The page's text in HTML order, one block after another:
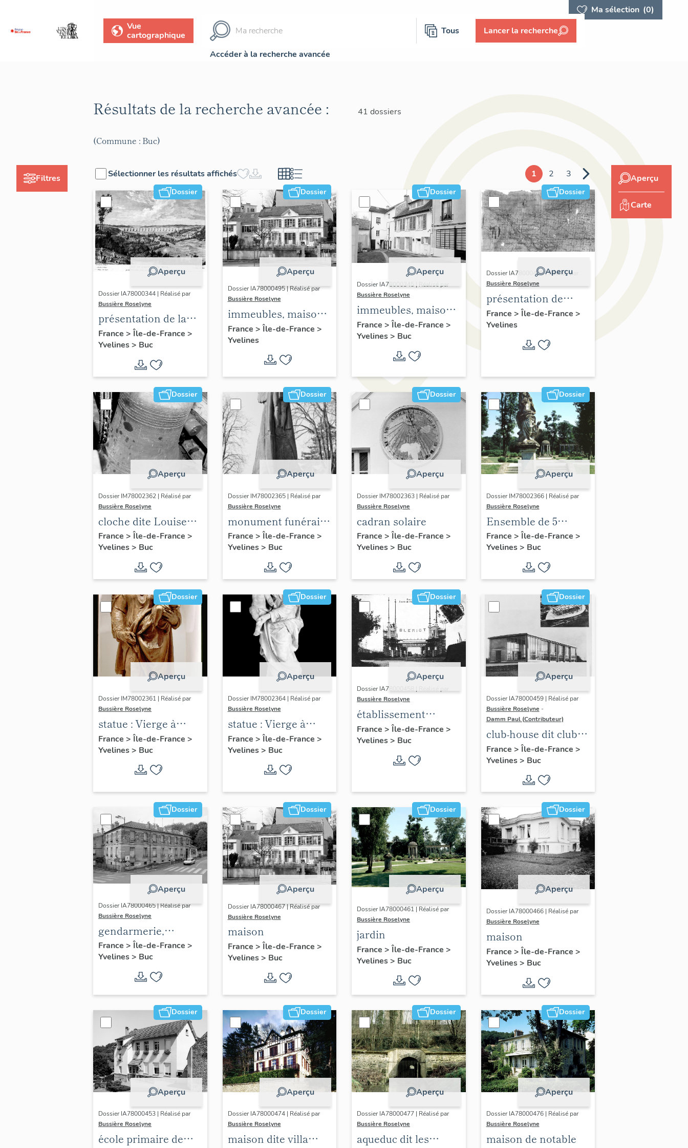
Ma sélection (0)
Vue
cartographique
Tous Lancer la recherche
Accéder à la recherche avancée
Filtres
Résultats de la recherche avancée : 41 dossiers
(Commune : Buc)
Sélectionner les résultats affichés 1 2 3
Dossier
Aperçu
Dossier IA78000344 | Réalisé par
Bussière Roselyne
présentation de la
commune de Buc
France > Île-de-France >
Yvelines> Buc
Dossier
Aperçu
Dossier IA78000495 | Réalisé par
Bussière Roselyne
immeubles, maisons,
fermes
France > Île-de-France >
Yvelines
Dossier
Aperçu
Dossier IA78000345 | Réalisé par
Bussière Roselyne
immeubles, maisons,
fermes
France > Île-de-France >
Yvelines> Buc
Dossier
Aperçu
Dossier IA78000496 | Réalisé par
Bussière Roselyne
présentation de
l'étude du
patrimoine de l'aire
d'étude Versailles
périphérie sud
France > Île-de-France >
Yvelines
Dossier
Aperçu
Dossier IM78002362 | Réalisé par
Bussière Roselyne
cloche dite Louise
Auguste Adélaïde
France > Île-de-France >
Yvelines> Buc
Dossier
Aperçu
Dossier IM78002365 | Réalisé par
Bussière Roselyne
monument funéraire
de Jean Casale
France > Île-de-France >
Yvelines> Buc
Dossier
Aperçu
Dossier IM78002363 | Réalisé par
Bussière Roselyne
cadran solaire
France > Île-de-France >
Yvelines> Buc
Dossier
Aperçu
Dossier IM78002366 | Réalisé par
Bussière Roselyne
Ensemble de 5
statues
France > Île-de-France >
Yvelines> Buc
Dossier
Aperçu
Dossier IM78002361 | Réalisé par
Bussière Roselyne
statue : Vierge à
l'Enfant (n°2)
France > Île-de-France >
Yvelines> Buc
Dossier
Aperçu
Dossier IM78002364 | Réalisé par
Bussière Roselyne
statue : Vierge à
l'Enfant (n°1)
France > Île-de-France >
Yvelines> Buc
Dossier
Aperçu
Dossier IA78000458 | Réalisé par
Bussière Roselyne
établissement
aéronautique dit
aéroparc Louis-
France > Île-de-France >
Yvelines> Buc
Dossier
Aperçu
Dossier IA78000459 | Réalisé par
Bussière Roselyne -
Damm Paul (Contributeur)
club-house dit club
Roland Garros
France > Île-de-France >
Yvelines> Buc
Dossier
Aperçu
Dossier IA78000465 | Réalisé par
Bussière Roselyne
gendarmerie,
actuellement
immeuble
France > Île-de-France >
Yvelines> Buc
Dossier
Aperçu
Dossier IA78000467 | Réalisé par
Bussière Roselyne
maison
France > Île-de-France >
Yvelines> Buc
Dossier
Aperçu
Dossier IA78000461 | Réalisé par
Bussière Roselyne
jardin
France > Île-de-France >
Yvelines> Buc
Dossier
Aperçu
Dossier IA78000466 | Réalisé par
Bussière Roselyne
maison
France > Île-de-France >
Yvelines> Buc
Dossier
Aperçu
Dossier IA78000453 | Réalisé par
Bussière Roselyne
école primaire de
Dossier
Aperçu
Dossier IA78000474 | Réalisé par
Bussière Roselyne
maison dite villa
Dossier
Aperçu
Dossier IA78000477 | Réalisé par
Bussière Roselyne
aqueduc dit les
Dossier
Aperçu
Dossier IA78000476 | Réalisé par
Bussière Roselyne
maison de notable
Aperçu
Carte